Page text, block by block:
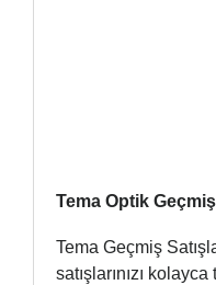
Tema Optik
Tema Geçmiş
satışlarınızı